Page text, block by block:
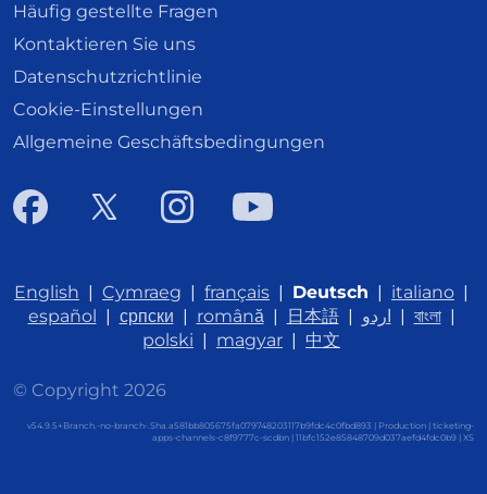
Häufig gestellte Fragen
Kontaktieren Sie uns
Datenschutzrichtlinie
Cookie-Einstellungen
Allgemeine Geschäftsbedingungen
English | Cymraeg | français | Deutsch | italiano |
español | српски | română| 日本語| اردو | বাংলা|
polski | magyar | 中文
© Copyright 2026
v54.9.5+Branch.-no-branch-.Sha.a581bb805675fa079748203117b9fdc4c0fbd893 | Production | ticketing-
apps-channels-c8f9777c-scdbn | 11bfc152e85848709d037aefd4fdc0b9 | XS